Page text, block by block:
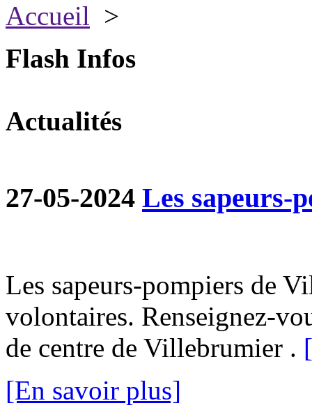
Accueil >
Flash Infos
Actualités
27-05-2024 Les sapeurs-
Les sapeurs-pompiers de
volontaires. Renseignez-
de centre de Villebrumier .
[En savoir plus]